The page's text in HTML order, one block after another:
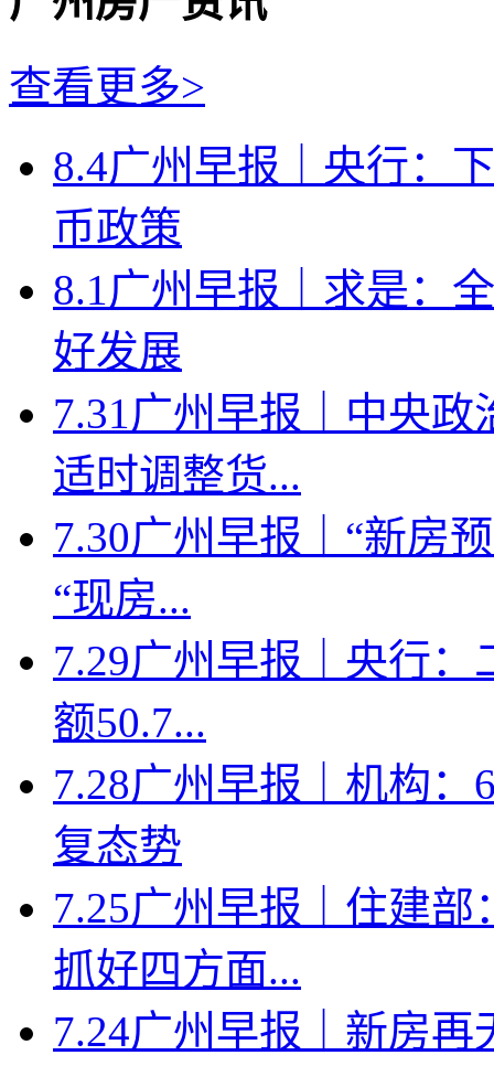
查看更多>
8.4广州早报｜央行：
币政策
8.1广州早报｜求是：
好发展
7.31广州早报｜中央
适时调整货...
7.30广州早报｜“新房
“现房...
7.29广州早报｜央行
额50.7...
7.28广州早报｜机构
复态势
7.25广州早报｜住建
抓好四方面...
7.24广州早报｜新房再